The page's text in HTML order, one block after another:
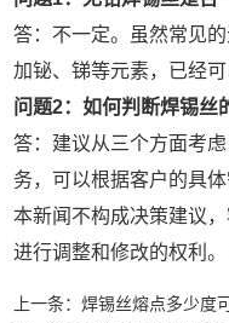
答：不一定。虽然常见
加铋、锑等元素，已经
问题2：如何判断焊锡丝
答：建议从三个方面考
务，可以根据客户的具
本新闻不构成决策建议
进行调整和修改的权利
上一条： 焊锡丝熔点多少度